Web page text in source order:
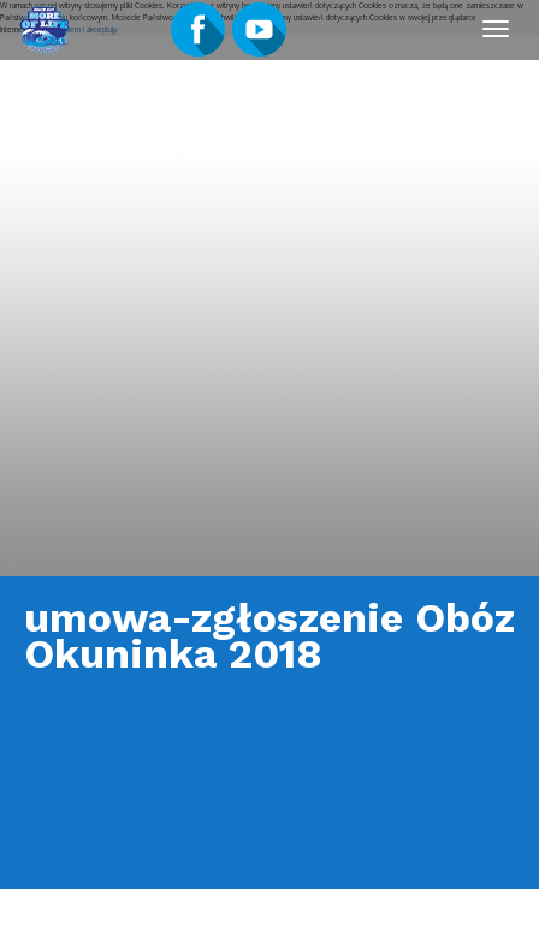
W ramach naszej witryny stosujemy pliki Cookies. Korzystanie z witryny bez zmiany ustawień dotyczących Cookies oznacza, że będą one zamieszczane w
Państwa urządzeniu końcowym. Możecie Państwo w dowolnej chwili dokonać zmiany ustawień dotyczących Cookies w swojej przeglądarce
internetowej.Rozumiem i akceptuję
Menu
umowa-zgłoszenie Obóz
Okuninka 2018